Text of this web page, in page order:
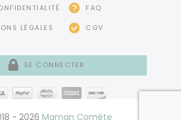
LÉGALES
FAQ
CGV
SE CONNECTER
- 2026 Maman Comète